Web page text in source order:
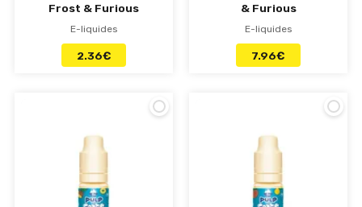
Frost & Furious
E-liquides
2.36€
& Furious
E-liquides
7.96€